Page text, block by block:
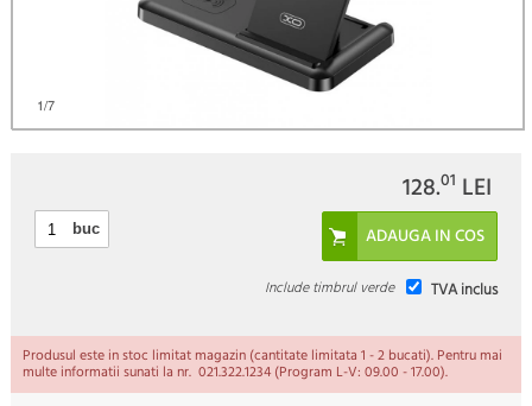
1/7
128.01 LEI
buc
TVA inclus
Include timbrul verde
Produsul este in stoc limitat magazin (cantitate limitata 1 - 2 bucati). Pentru mai
multe informatii sunati la nr. 021.322.1234 (Program L-V: 09.00 - 17.00).